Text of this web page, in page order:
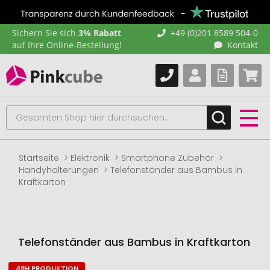
Sichern Sie sich 3% Rabatt
auf Ihre Online-Bestellung!
+49 (0)201 8589 504-0
Kontakt
Startseite Elektronik
Smartphone Zubehör
Handyhalterungen
Telefonständer aus Bambus in
Kraftkarton
Telefonständer aus Bambus in Kraftkarton
48H PRODUKTION